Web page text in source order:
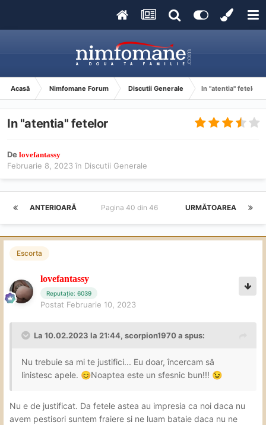
Acasă Nimfomane Forum Discutii Generale In "atentia" fetelor
In "atentia" fetelor
De lovefantassy
Februarie 8, 2023 în Discutii Generale
ANTERIOARĂ URMĂTOAREA
Pagina 40 din 46
Escorta
lovefantassy
Reputație: 6039
Postat Februarie 10, 2023
La 10.02.2023 la 21:44, scorpion1970a spus:
Nu trebuie sa mi te justifici... Eu doar, încercam să
linistesc apele. 😊Noaptea este un sfesnic bun!!! 😉
Nu e de justificat. Da fetele astea au impresia ca noi daca nu
avem pestisori suntem fraiere si ne luam bataie daca nu ne